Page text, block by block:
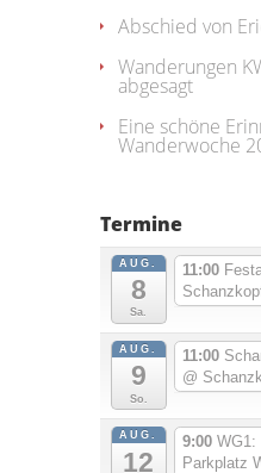
Abschied von
Wanderungen
abgesagt
Eine schöne
Wanderwoche
Termine
AUG.
8
Sa.
11:00
AUG.
9
So.
11:00
@
AUG.
12
9:00 WG1:
Parkplatz